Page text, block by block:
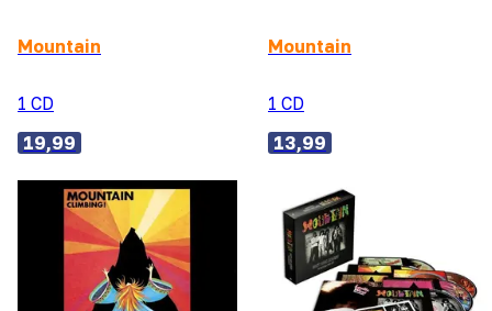
Mountain
1 CD
19,99
Mountain
1 CD
13,99